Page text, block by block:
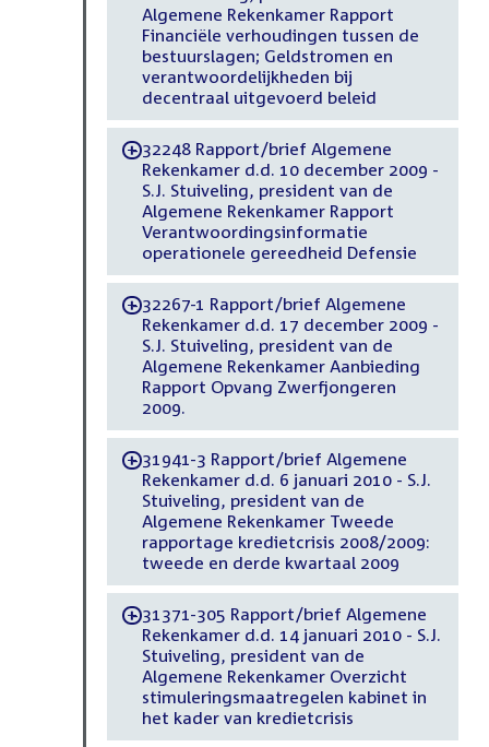
Algemene Rekenkamer Rapport
Financiële verhoudingen tussen de
bestuurslagen; Geldstromen en
verantwoordelijkheden bij
decentraal uitgevoerd beleid
-32248 Rapport/brief Algemene
Rekenkamer d.d. 10 december 2009 -
S.J. Stuiveling, president van de
Algemene Rekenkamer Rapport
Verantwoordingsinformatie
operationele gereedheid Defensie
-32267-1 Rapport/brief Algemene
Rekenkamer d.d. 17 december 2009 -
S.J. Stuiveling, president van de
Algemene Rekenkamer Aanbieding
Rapport Opvang Zwerfjongeren
2009.
-31941-3 Rapport/brief Algemene
Rekenkamer d.d. 6 januari 2010 - S.J.
Stuiveling, president van de
Algemene Rekenkamer Tweede
rapportage kredietcrisis 2008/2009:
tweede en derde kwartaal 2009
-31371-305 Rapport/brief Algemene
Rekenkamer d.d. 14 januari 2010 - S.J.
Stuiveling, president van de
Algemene Rekenkamer Overzicht
stimuleringsmaatregelen kabinet in
het kader van kredietcrisis